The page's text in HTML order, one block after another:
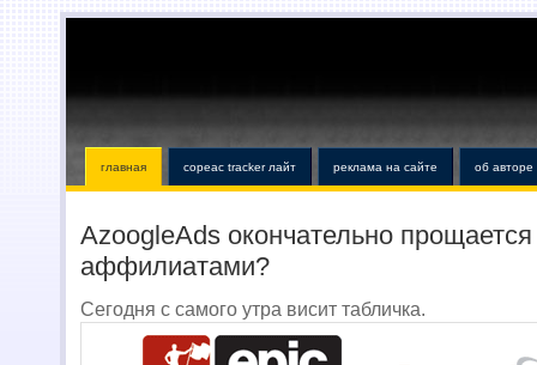
главная copeac tracker лайт реклама на сайте об авторе
AzoogleAds окончательно
аффилиатами?
Сегодня с самого утра висит табличка.